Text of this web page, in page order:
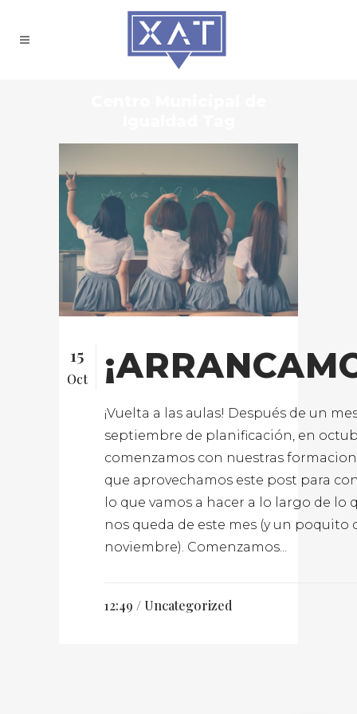
15
Oct
¡Vuelta a las aulas! Después de un
septiembre de planificación, en
comenzamos con nuestras
que aprovechamos este post para
lo que vamos a hacer a lo largo de lo
nos queda de este mes (y un poquito
noviembre). Comenzamos...
12:49 / Uncategorized